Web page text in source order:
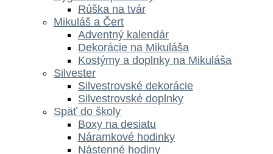
Rúška na tvár
Mikuláš a Čert
Adventný kalendár
Dekorácie na Mikuláša
Kostýmy a doplnky na Mikuláša
Silvester
Silvestrovské dekorácie
Silvestrovské doplnky
Späť do školy
Boxy na desiatu
Náramkové hodinky
Nástenné hodiny